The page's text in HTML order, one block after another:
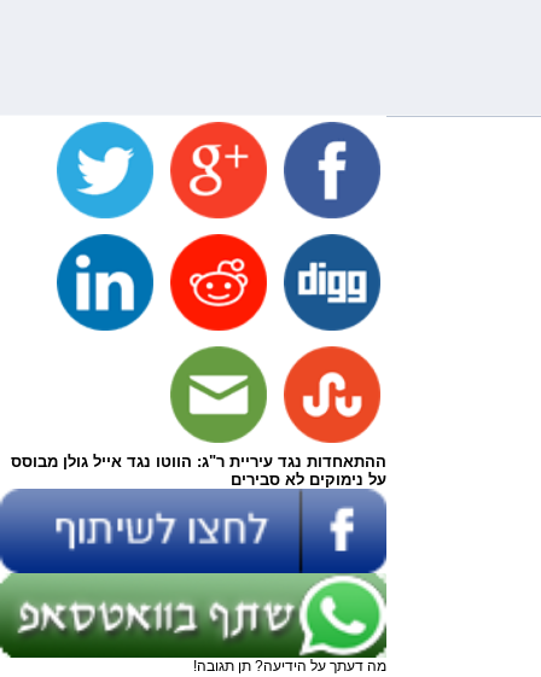
ההתאחדות נגד עיריית ר"ג: הווטו נגד אייל גולן מבוסס
על נימוקים לא סבירים
מה דעתך על הידיעה? תן תגובה!